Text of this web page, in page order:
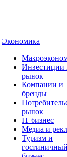
Экономика
Инвестиции
рынок
Компании и
бренды
рынок
IT бизнес
Медиа и
Туризм и
гостиничный